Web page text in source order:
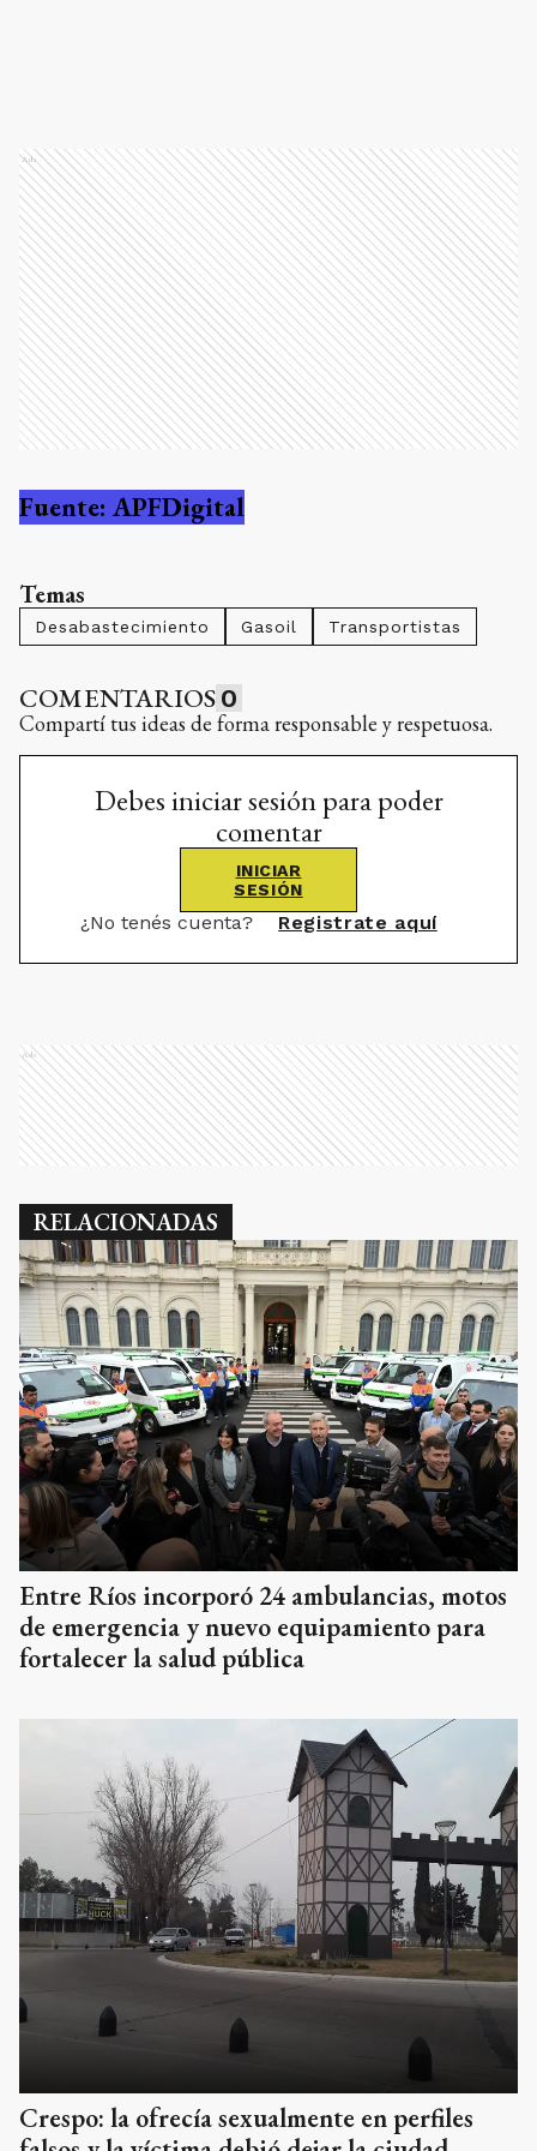
Ads
Fuente: APFDigital
Temas
Desabastecimiento Gasoil Transportistas
COMENTARIOS 0
Compartí tus ideas de forma responsable y respetuosa.
Debes iniciar sesión para poder
comentar
INICIAR
SESIÓN
¿No tenés cuenta? Registrate aquí
Ads
RELACIONADAS
Entre Ríos incorporó 24 ambulancias, motos
de emergencia y nuevo equipamiento para
fortalecer la salud pública
Crespo: la ofrecía sexualmente en perfiles